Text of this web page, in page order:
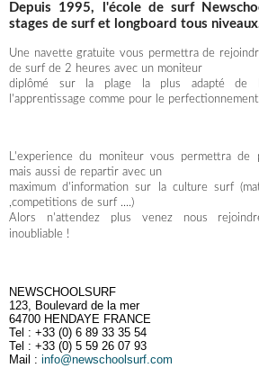
Depuis 1995, l'école de surf
stages de surf et longboard tous
Une navette gratuite vous permettra de
de surf de 2 heures avec un moniteur
diplômé sur la plage la plus adapté de
l'apprentissage comme pour le perfectionnement.
L'experience du moniteur vous permettra de
mais aussi de repartir avec un
maximum d'information sur la culture surf
,competitions de surf ....)
Alors n'attendez plus venez nous
inoubliable !
NEWSCHOOLSURF
123, Boulevard de la mer
64700 HENDAYE FRANCE
Tel : +33 (0) 6 89 33 35 54
Tel : +33 (0) 5 59 26 07 93
Mail : info@newschoolsurf.com